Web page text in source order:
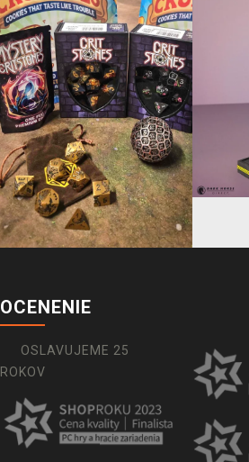
OCENENIE
OSLAVUJEME 25
ROKOV